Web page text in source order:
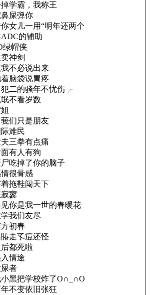
学霸，我称王
屎弹你
女儿一用“明年还两个
的辅助
帽侠
神剑
不必说出来
脑袋说胃疼
二的骚年不忧伤╭
不看岁数
们只是朋友
难民
三拳有点痛
有人有狗
吃掉了你的脑子
很骨感
拖鞋闯天下
寥
你是我一世的春暖花
我们友尽
初春
走孓痘还怪
都死啦
情途
者
黑把学校炸了O∩_∩O
不变依旧张狂